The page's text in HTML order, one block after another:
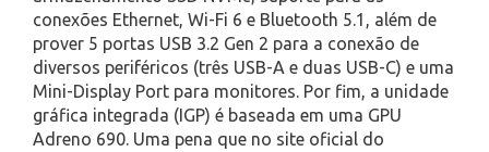
conexões Ethernet, Wi-Fi 6 e Bluetooth 5.1, além de
prover 5 portas USB 3.2 Gen 2 para a conexão de
diversos periféricos (três USB-A e duas USB-C) e uma
Mini-Display Port para monitores. Por fim, a unidade
gráfica integrada (IGP) é baseada em uma GPU
Adreno 690. Uma pena que no site oficial do